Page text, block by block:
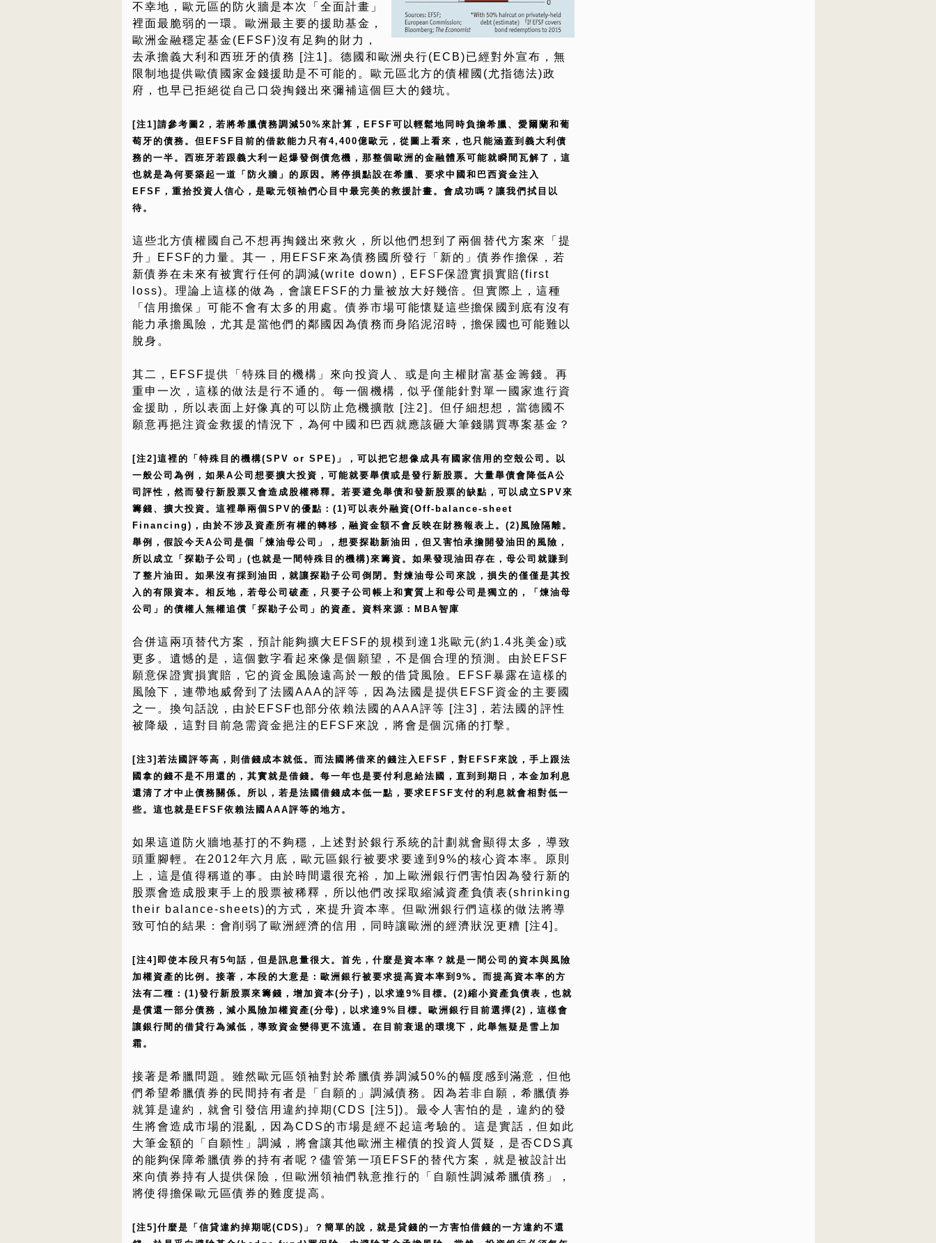
不幸地，歐元區的防火牆是本次「全面計畫」
裡面最脆弱的一環。歐洲最主要的援助基金，
歐洲金融穩定基金(EFSF)沒有足夠的財力，
去承擔義大利和西班牙的債務 [注1]。德國和歐洲央行(ECB)已經對外宣布，無
限制地提供歐債國家金錢援助是不可能的。歐元區北方的債權國(尤指德法)政
府，也早已拒絕從自己口袋掏錢出來彌補這個巨大的錢坑。
[注1]請參考圖2，若將希臘債務調減50%來計算，EFSF可以輕鬆地同時負擔希臘、愛爾蘭和葡
萄牙的債務。但EFSF目前的借款能力只有4,400億歐元，從圖上看來，也只能涵蓋到義大利債
務的一半。西班牙若跟義大利一起爆發倒債危機，那整個歐洲的金融體系可能就瞬間瓦解了，這
也就是為何要築起一道「防火牆」的原因。將停損點設在希臘、要求中國和巴西資金注入
EFSF，重拾投資人信心，是歐元領袖們心目中最完美的救援計畫。會成功嗎？讓我們拭目以
待。
這些北方債權國自己不想再掏錢出來救火，所以他們想到了兩個替代方案來「提
升」EFSF的力量。其一，用EFSF來為債務國所發行「新的」債券作擔保，若
新債券在未來有被實行任何的調減(write down)，EFSF保證實損實賠(first
loss)。理論上這樣的做為，會讓EFSF的力量被放大好幾倍。但實際上，這種
「信用擔保」可能不會有太多的用處。債券市場可能懷疑這些擔保國到底有沒有
能力承擔風險，尤其是當他們的鄰國因為債務而身陷泥沼時，擔保國也可能難以
脫身。
其二，EFSF提供「特殊目的機構」來向投資人、或是向主權財富基金籌錢。再
重申一次，這樣的做法是行不通的。每一個機構，似乎僅能針對單一國家進行資
金援助，所以表面上好像真的可以防止危機擴散 [注2]。但仔細想想，當德國不
願意再挹注資金救援的情況下，為何中國和巴西就應該砸大筆錢購買專案基金？
[注2]這裡的「特殊目的機構(SPV or SPE)」，可以把它想像成具有國家信用的空殼公司。以
一般公司為例，如果A公司想要擴大投資，可能就要舉債或是發行新股票。大量舉債會降低A公
司評性，然而發行新股票又會造成股權稀釋。若要避免舉債和發新股票的缺點，可以成立SPV來
籌錢、擴大投資。這裡舉兩個SPV的優點：(1)可以表外融資(Off-balance-sheet
Financing)，由於不涉及資產所有權的轉移，融資金額不會反映在財務報表上。(2)風險隔離。
舉例，假設今天A公司是個「煉油母公司」，想要探勘新油田，但又害怕承擔開發油田的風險，
所以成立「探勘子公司」(也就是一間特殊目的機構)來籌資。如果發現油田存在，母公司就賺到
了整片油田。如果沒有採到油田，就讓探勘子公司倒閉。對煉油母公司來說，損失的僅僅是其投
入的有限資本。相反地，若母公司破產，只要子公司帳上和實質上和母公司是獨立的，「煉油母
公司」的債權人無權追償「探勘子公司」的資產。資料來源：MBA智庫
合併這兩項替代方案，預計能夠擴大EFSF的規模到達1兆歐元(約1.4兆美金)或
更多。遺憾的是，這個數字看起來像是個願望，不是個合理的預測。由於EFSF
願意保證實損實賠，它的資金風險遠高於一般的借貸風險。EFSF暴露在這樣的
風險下，連帶地威脅到了法國AAA的評等，因為法國是提供EFSF資金的主要國
之一。換句話說，由於EFSF也部分依賴法國的AAA評等 [注3]，若法國的評性
被降級，這對目前急需資金挹注的EFSF來說，將會是個沉痛的打擊。
[注3]若法國評等高，則借錢成本就低。而法國將借來的錢注入EFSF，對EFSF來說，手上跟法
國拿的錢不是不用還的，其實就是借錢。每一年也是要付利息給法國，直到到期日，本金加利息
還清了才中止債務關係。所以，若是法國借錢成本低一點，要求EFSF支付的利息就會相對低一
些。這也就是EFSF依賴法國AAA評等的地方。
如果這道防火牆地基打的不夠穩，上述對於銀行系統的計劃就會顯得太多，導致
頭重腳輕。在2012年六月底，歐元區銀行被要求要達到9%的核心資本率。原則
上，這是值得稱道的事。由於時間還很充裕，加上歐洲銀行們害怕因為發行新的
股票會造成股東手上的股票被稀釋，所以他們改採取縮減資產負債表(shrinking
their balance-sheets)的方式，來提升資本率。但歐洲銀行們這樣的做法將導
致可怕的結果：會削弱了歐洲經濟的信用，同時讓歐洲的經濟狀況更糟 [注4]。
[注4]即使本段只有5句話，但是訊息量很大。首先，什麼是資本率？就是一間公司的資本與風險
加權資產的比例。接著，本段的大意是：歐洲銀行被要求提高資本率到9%。而提高資本率的方
法有二種：(1)發行新股票來籌錢，增加資本(分子)，以求達9%目標。(2)縮小資產負債表，也就
是償還一部分債務，減小風險加權資產(分母)，以求達9%目標。歐洲銀行目前選擇(2)，這樣會
讓銀行間的借貸行為減低，導致資金變得更不流通。在目前衰退的環境下，此舉無疑是雪上加
霜。
接著是希臘問題。雖然歐元區領袖對於希臘債券調減50%的幅度感到滿意，但他
們希望希臘債券的民間持有者是「自願的」調減債務。因為若非自願，希臘債券
就算是違約，就會引發信用違約掉期(CDS [注5])。最令人害怕的是，違約的發
生將會造成市場的混亂，因為CDS的市場是經不起這考驗的。這是實話，但如此
大筆金額的「自願性」調減，將會讓其他歐洲主權債的投資人質疑，是否CDS真
的能夠保障希臘債券的持有者呢？儘管第一項EFSF的替代方案，就是被設計出
來向債券持有人提供保險，但歐洲領袖們執意推行的「自願性調減希臘債務」，
將使得擔保歐元區債券的難度提高。
[注5]什麼是「信貸違約掉期呢(CDS)」？簡單的說，就是貸錢的一方害怕借錢的一方違約不還